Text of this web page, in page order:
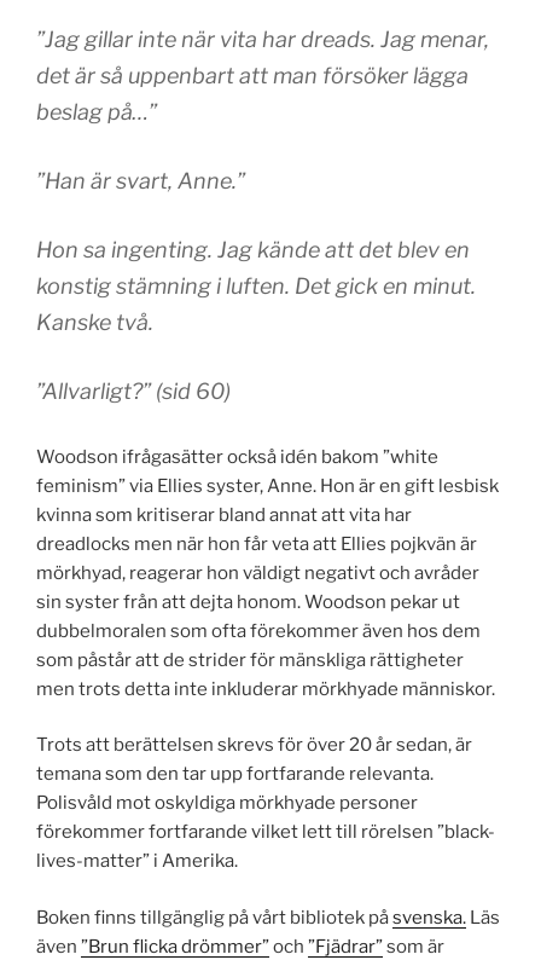
”Jag gillar inte när vita har dreads. Jag menar,
det är så uppenbart att man försöker lägga
beslag på…”
”Han är svart, Anne.”
Hon sa ingenting. Jag kände att det blev en
konstig stämning i luften. Det gick en minut.
Kanske två.
”Allvarligt?” (sid 60)
Woodson ifrågasätter också idén bakom ”white
feminism” via Ellies syster, Anne. Hon är en gift lesbisk
kvinna som kritiserar bland annat att vita har
dreadlocks men när hon får veta att Ellies pojkvän är
mörkhyad, reagerar hon väldigt negativt och avråder
sin syster från att dejta honom. Woodson pekar ut
dubbelmoralen som ofta förekommer även hos dem
som påstår att de strider för mänskliga rättigheter
men trots detta inte inkluderar mörkhyade människor.
Trots att berättelsen skrevs för över 20 år sedan, är
temana som den tar upp fortfarande relevanta.
Polisvåld mot oskyldiga mörkhyade personer
förekommer fortfarande vilket lett till rörelsen ”black-
lives-matter” i Amerika.
Boken finns tillgänglig på vårt bibliotek påsvenska. Läs
även ”Brun flicka drömmer”och ”Fjädrar”som är